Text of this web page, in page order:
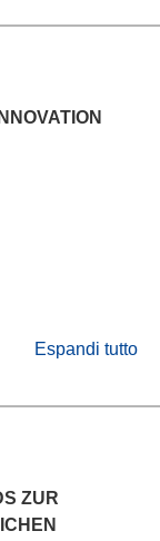
Espandi tutto
ZUR